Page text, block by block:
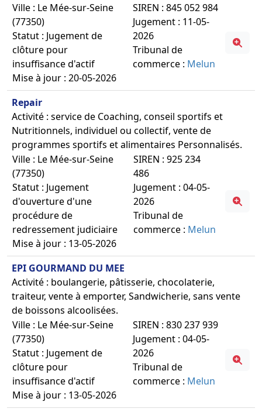
Ville : Le Mée-sur-Seine
(77350)
Statut : Jugement de
clôture pour
insuffisance d'actif
Mise à jour : 20-05-2026
SIREN : 845 052 984
Jugement : 11-05-
2026
Tribunal de
commerce : Melun
Repair
Activité : service de Coaching, conseil sportifs et
Nutritionnels, individuel ou collectif, vente de
programmes sportifs et alimentaires Personnalisés.
Ville : Le Mée-sur-Seine
(77350)
Statut : Jugement
d'ouverture d'une
procédure de
redressement judiciaire
Mise à jour : 13-05-2026
SIREN : 925 234
486
Jugement : 04-05-
2026
Tribunal de
commerce : Melun
EPI GOURMAND DU MEE
Activité : boulangerie, pâtisserie, chocolaterie,
traiteur, vente à emporter, Sandwicherie, sans vente
de boissons alcoolisées.
Ville : Le Mée-sur-Seine
(77350)
Statut : Jugement de
clôture pour
insuffisance d'actif
Mise à jour : 13-05-2026
SIREN : 830 237 939
Jugement : 04-05-
2026
Tribunal de
commerce : Melun